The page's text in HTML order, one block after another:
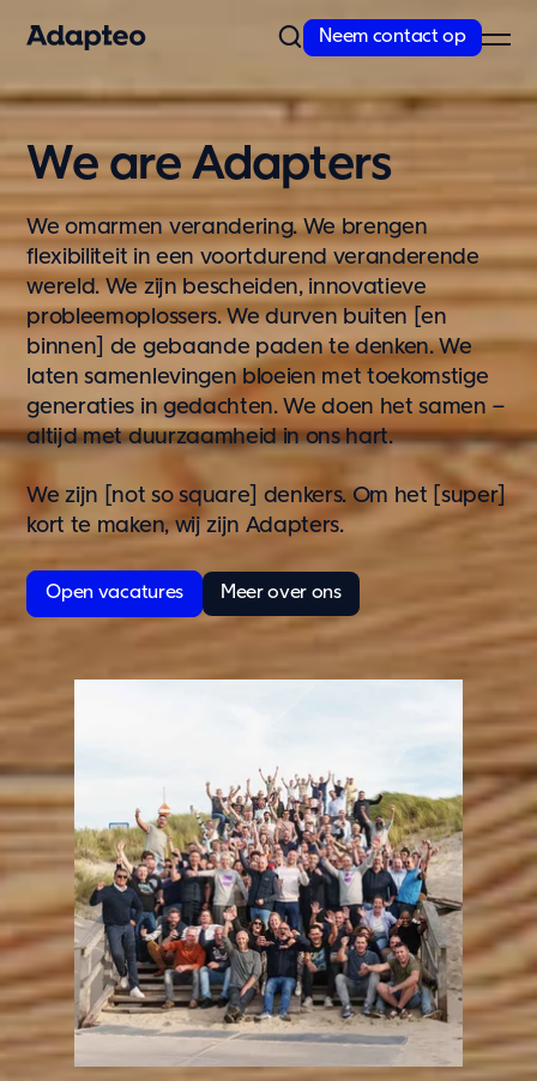
Kiezen voor modulair bouwen
Met meer dan 30 jaar expertise en marktleiderschap in Noord-
Europa hebben we een ongeëvenaarde...
Lees meer
Ons aanbod
Space as a service
Huren
Aanpasbare modulaire units
Extra opties
Ons aanbod
Oplossingen
Bouw & industrie
Overheid
Wonen
Zorg & Gezondheid
Onze oplossingen
Duurzaamheid
Onze aanpak
Rapportage en naleving
Duurzaamheid
Neem contact op
We are Adapters
We omarmen verandering. We brengen
flexibiliteit in een voortdurend veranderende
wereld. We zijn bescheiden, innovatieve
probleemoplossers. We durven buiten [en
binnen] de gebaande paden te denken. We
laten samenlevingen bloeien met toekomstige
generaties in gedachten. We doen het samen –
altijd met duurzaamheid in ons hart.
We zijn [not so square] denkers. Om het [super]
kort te maken, wij zijn Adapters.
Open vacatures Meer over ons